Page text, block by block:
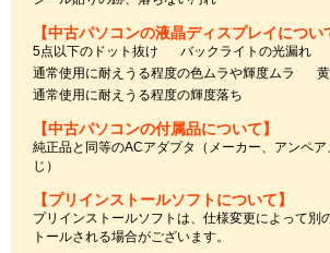
【中古パソコンの液晶ディスプレイについ
5点以下のドット抜け
バックライトの光漏れ
通常使用に耐えうる程度の色ムラや輝度ムラ
通常使用に耐えうる程度の輝度落ち
【中古パソコンの付属品について】
純正品と同等のACアダプタ（メーカー、アンペ
じ）
【プリインストールソフトについて】
プリインストールソフトは、仕様変更によって別
トールされる場合がございます。